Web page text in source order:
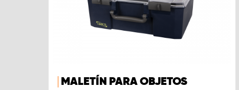
MALETÍN PARA OBJETOS